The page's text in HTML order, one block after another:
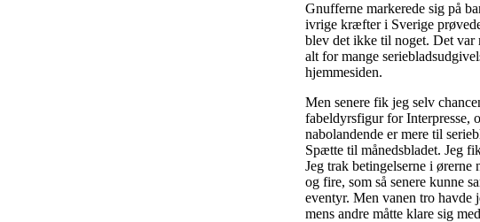
Gnufferne markerede sig på
ivrige kræfter i Sverige
blev det ikke til noget. Det var
alt for mange
hjemmesiden.
Men senere fik jeg selv
fabeldyrsfigur for Interpresse,
nabolandende er mere til
Spætte til månedsbladet. Jeg
Jeg trak betingelserne i
og fire, som så senere kunne
eventyr. Men vanen tro
mens andre måtte klare sig